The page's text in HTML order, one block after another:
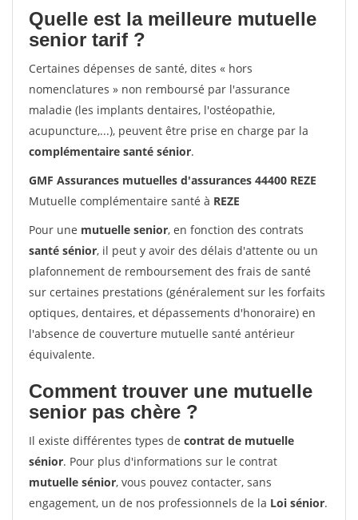
Quelle est la meilleure mutuelle
senior tarif ?
Certaines dépenses de santé, dites « hors
nomenclatures » non remboursé par l'assurance
maladie (les implants dentaires, l'ostéopathie,
acupuncture,...), peuvent être prise en charge par la
complémentaire santé sénior.
GMF Assurances mutuelles d'assurances 44400 REZE
Mutuelle complémentaire santé à REZE
Pour une mutuelle senior, en fonction des contrats
santé sénior, il peut y avoir des délais d'attente ou un
plafonnement de remboursement des frais de santé
sur certaines prestations (généralement sur les forfaits
optiques, dentaires, et dépassements d'honoraire) en
l'absence de couverture mutuelle santé antérieur
équivalente.
Comment trouver une mutuelle
senior pas chère ?
Il existe différentes types de contrat de mutuelle
sénior. Pour plus d'informations sur le contrat
mutuelle sénior, vous pouvez contacter, sans
engagement, un de nos professionnels de la Loi sénior.